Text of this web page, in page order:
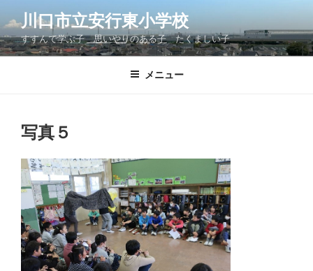
ン
テ
ン
川口市立安行東小学校
すすんで学ぶ子 思いやりのある子 たくましい子
メニュー
写真５